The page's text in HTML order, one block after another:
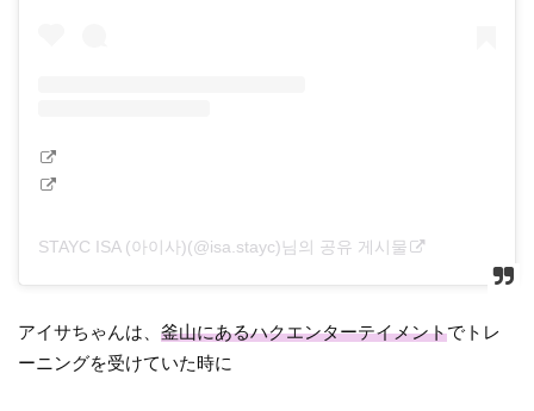
STAYC ISA (아이사)(@isa.stayc)님의 공유 게시물
アイサちゃんは、釜山にあるハクエンターテイメントでトレ
ーニングを受けていた時に